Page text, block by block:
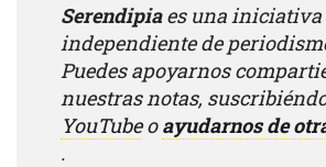
Serendipiaes una iniciativa
independiente de
Puedes apoyarnos
nuestras notas,
YouTubeoayudarnos de
.